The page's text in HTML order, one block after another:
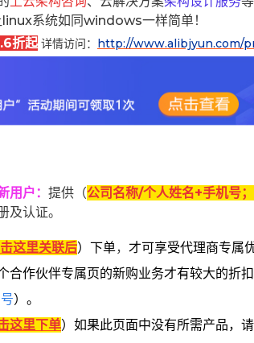
linux系统如同windows一样简单！
折起 详情访问： http://www.alibjyun.com/
用户 ： 提供（公司名称/个人姓名+手机号
及认证。
这里关联后） 下单， 才可享受代理商专属
作伙伴专属页的新购业务才有较大的折扣
）。
这里下单） 如果此页面中没有所需产品，请